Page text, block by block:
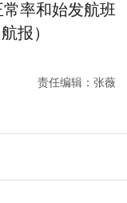
率和始发航班
报）
责任编辑： 张薇